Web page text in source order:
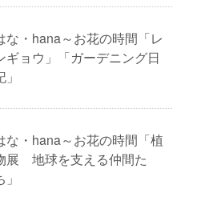
な・hana～お花の時間「レ
ギョウ」「ガーデニング日
な・hana～お花の時間「植
展 地球を支える仲間た
」